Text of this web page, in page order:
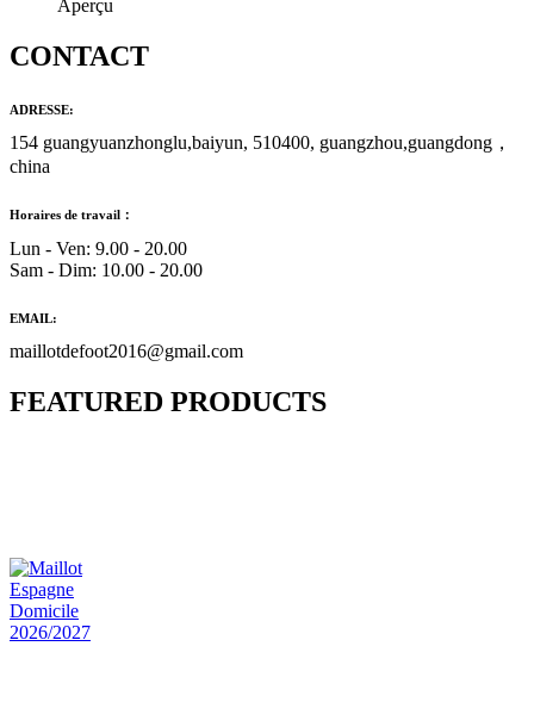
Aperçu
CONTACT
ADRESSE:
154 guangyuanzhonglu,baiyun, 510400, guangzhou,guangdong，
china
Horaires de travail：
Lun - Ven: 9.00 - 20.00
Sam - Dim: 10.00 - 20.00
EMAIL:
maillotdefoot2016@gmail.com
FEATURED PRODUCTS